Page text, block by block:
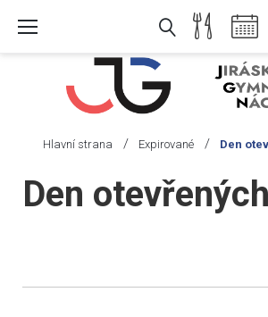
Hlavní strana / Expirované / Den
Den